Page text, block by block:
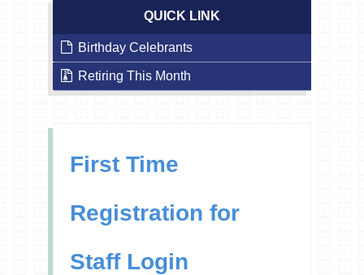
QUICK LINK
Birthday Celebrants
Retiring This Month
First Time
Registration for
Staff Login